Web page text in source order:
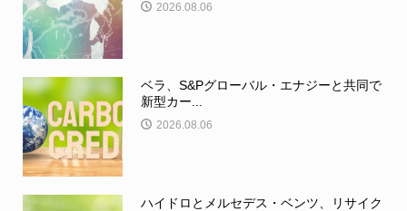
2026.08.06
ベラ、S&Pグローバル・エナジーと共同で
新型カー...
2026.08.06
ハイドロとメルセデス・ベンツ、リサイク